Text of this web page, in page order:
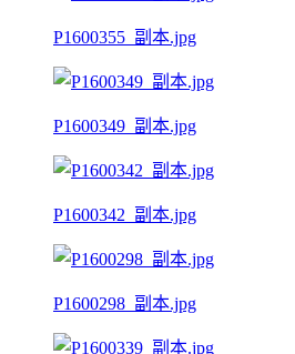
P1600355_副本.jpg
P1600349_副本.jpg
P1600342_副本.jpg
P1600298_副本.jpg